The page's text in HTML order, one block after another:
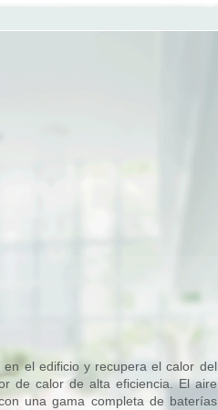
el edificio y recupera el calor del
de calor de alta eficiencia. El aire
una gama completa de baterías